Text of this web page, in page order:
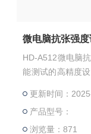
微电脑抗张强
HD-A512微电脑
能测试的高精度
度力值传感器，
观，支持多单位
-2018等国内外标
更新时间：
产品型号：
浏览量：871